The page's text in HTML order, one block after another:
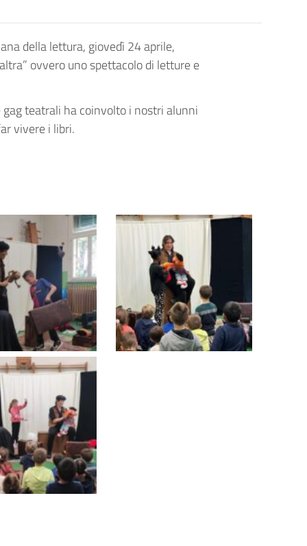
della lettura, giovedì 24 aprile,
ovvero uno spettacolo di letture e
teatrali ha coinvolto i nostri alunni
vivere i libri.